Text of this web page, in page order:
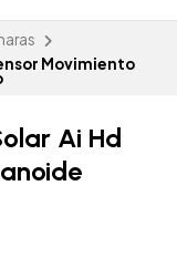
Movimiento
Ai Hd